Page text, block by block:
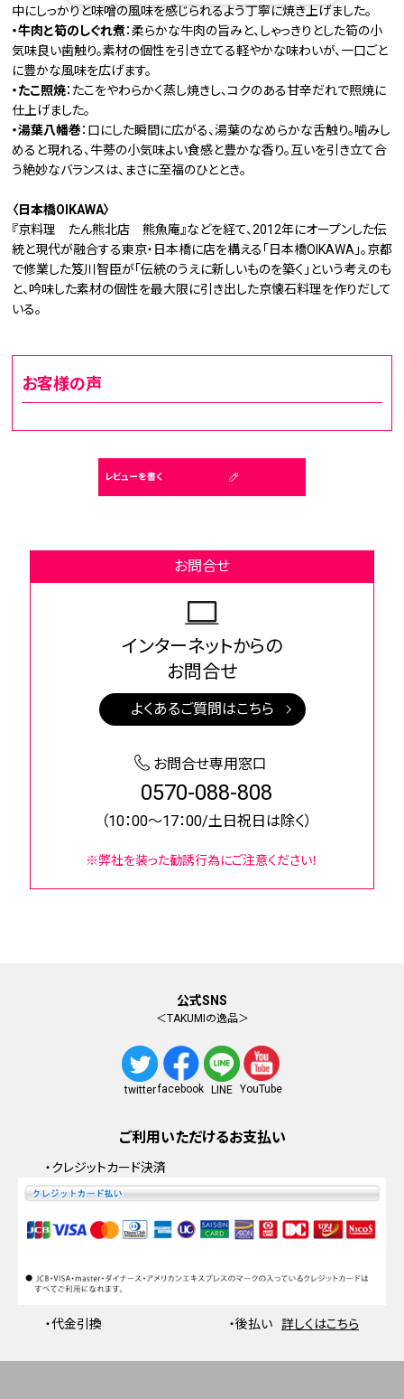
中にしっかりと味噌の風味を感じられるよう丁寧に焼き上げました。
・牛肉と筍のしぐれ煮：柔らかな牛肉の旨みと、しゃっきりとした筍の小
気味良い歯触り。素材の個性を引き立てる軽やかな味わいが、一口ごと
に豊かな風味を広げます。
・たこ照焼：たこをやわらかく蒸し焼きし、コクのある甘辛だれで照焼に
仕上げました。
・湯葉八幡巻：口にした瞬間に広がる、湯葉のなめらかな舌触り。噛みし
めると現れる、牛蒡の小気味よい食感と豊かな香り。互いを引き立て合
う絶妙なバランスは、まさに至福のひととき。
〈日本橋OIKAWA〉
『京料理 たん熊北店 熊魚庵』などを経て、2012年にオープンした伝
統と現代が融合する東京・日本橋に店を構える「日本橋OIKAWA」。京都
で修業した笈川智臣が「伝統のうえに新しいものを築く」という考えのも
と、吟味した素材の個性を最大限に引き出した京懐石料理を作りだして
いる。
お客様の声
レビューを書く
お問合せ
インターネットからの
お問合せ
よくあるご質問はこちら
お問合せ専用窓口
0570-088-808
（10：00～17：00/土日祝日は除く）
※弊社を装った勧誘行為にご注意ください！
公式SNS
＜TAKUMIの逸品＞
twitterfacebook LINE YouTube
ご利用いただけるお支払い
・クレジットカード決済
・代金引換 ・後払い 詳しくはこちら